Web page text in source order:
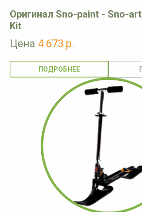
Оригинал Sno-paint - Sno-art
Kit
Цена 4 673 р.
ПОДРОБНЕЕ